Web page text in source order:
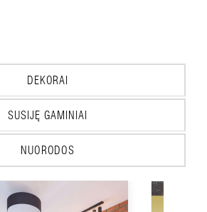
DEKORAI
SUSIJĘ GAMINIAI
NUORODOS